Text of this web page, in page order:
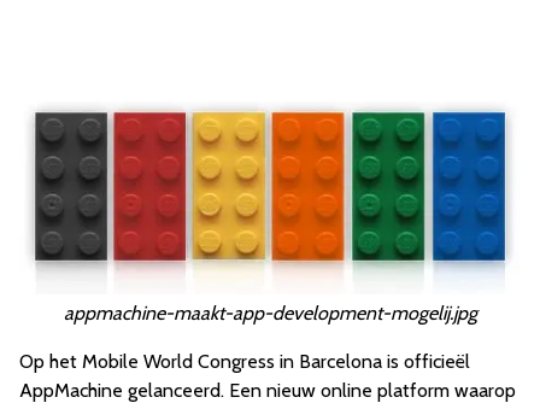
appmachine-maakt-app-development-mogelij.jpg
Op het Mobile World Congress in Barcelona is officieël
AppMachine gelanceerd. Een nieuw online platform waarop